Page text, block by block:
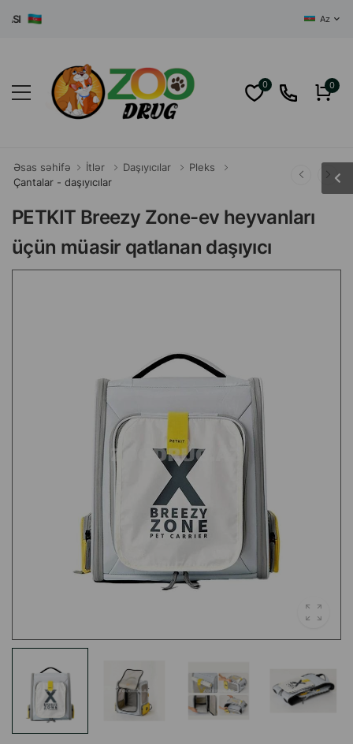
Az
0 0
Əsas səhifə İtlər Daşıyıcılar
Pleks
Çantalar - daşıyıcılar
PETKIT Breezy Zone-ev heyvanları
üçün müasir qatlanan daşıyıcı